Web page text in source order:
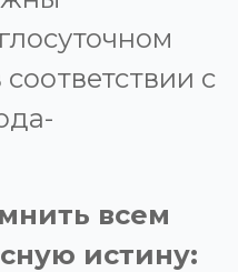
с
всем
истину: